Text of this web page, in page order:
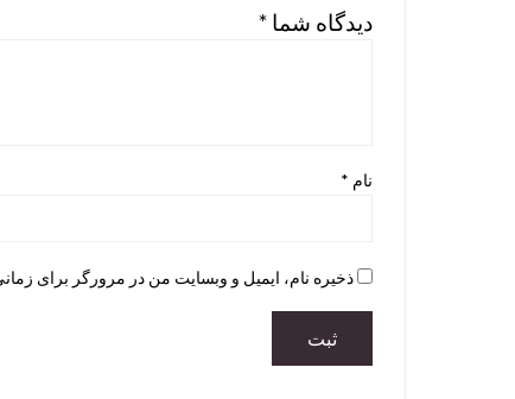
دیدگاه شما *
نام *
ذخیره نام، ایمیل و وبسایت من در مرورگر برای